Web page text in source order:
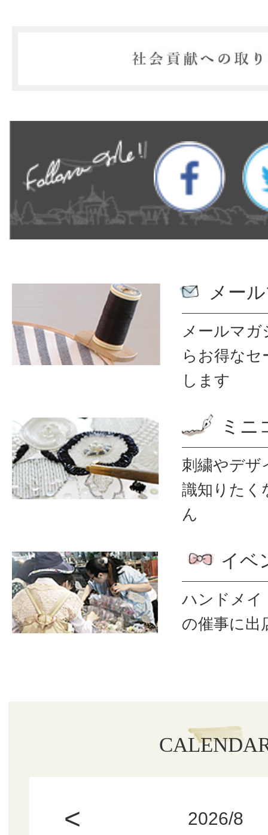
メー
メールマ
ら お得なセ
します
ミニ
刺繍やデザ
識知りたく
ん
イベ
ハンドメイ
の催事に出
< 2026/8